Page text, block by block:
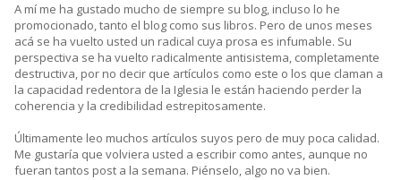
A mí me ha gustado mucho de siempre su blog, incluso lo he
promocionado, tanto el blog como sus libros. Pero de unos meses
acá se ha vuelto usted un radical cuya prosa es infumable. Su
perspectiva se ha vuelto radicalmente antisistema, completamente
destructiva, por no decir que artículos como este o los que claman a
la capacidad redentora de la Iglesia le están haciendo perder la
coherencia y la credibilidad estrepitosamente.
Últimamente leo muchos artículos suyos pero de muy poca calidad.
Me gustaría que volviera usted a escribir como antes, aunque no
fueran tantos post a la semana. Piénselo, algo no va bien.